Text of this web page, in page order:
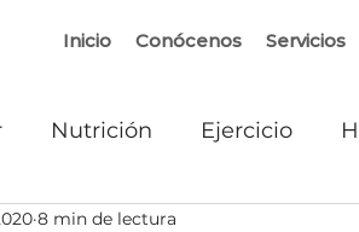
Inicio Conócenos Servicios
Nutrición Ejercicio
8 min de lectura